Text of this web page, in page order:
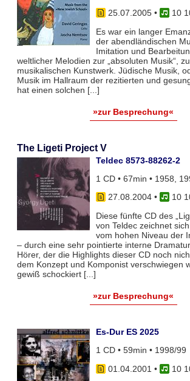
25.07.2005•
10
Es war ein langer
der abendländischen
Imitation und
weltlicher Melodien zur „absoluten Musik“,
musikalischen Kunstwerk. Jüdische Musik,
Musik im Hallraum der rezitierten und
hat einen solchen [...]
»zur Besprechung«
The Ligeti Project V
Teldec 8573-88262-2
1 CD • 67min • 1958,
27.08.2004•
10
Diese fünfte CD des
von Teldec zeichnet
vom hohen Niveau der
– durch eine sehr pointierte interne
Hörer, der die Highlights dieser CD noch
dem Konzept und Komponist verschwiegen
gewiß schockiert [...]
»zur Besprechung«
Es-Dur ES 2025
1 CD • 59min • 1998/99
01.04.2001 •
10